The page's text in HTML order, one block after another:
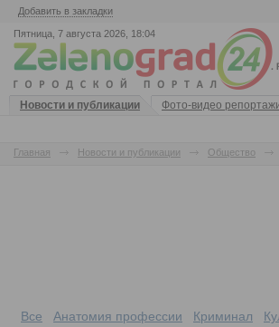
Добавить в закладки
Пятница, 7 августа 2026, 18:04
Новости и публикации Фото-видео
Главная Новости и публикации Общество
Все Анатомия профессии Криминал